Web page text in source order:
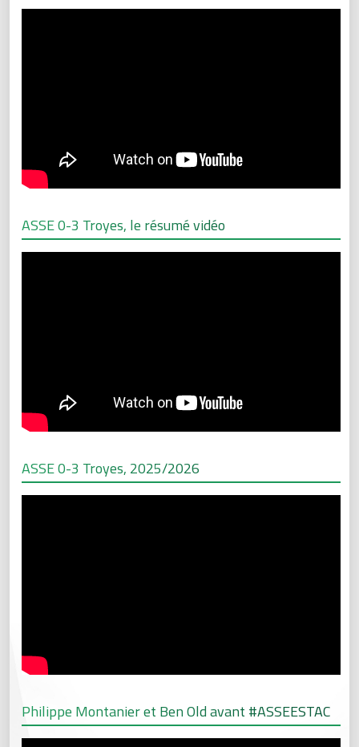
ASSE 0-3 Troyes, le résumé vidéo
ASSE 0-3 Troyes, 2025/2026
Philippe Montanier et Ben Old avant #ASSEESTAC